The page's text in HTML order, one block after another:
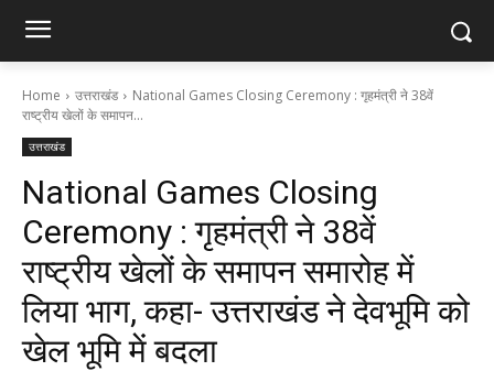
Home उत्तराखंड
National Games Closing Ceremony : गृहमंत्री ने 38वें
राष्ट्रीय खेलों के समापन...
उत्तराखंड
National Games Closing
Ceremony : गृहमंत्री ने 38वें
राष्ट्रीय खेलों के समापन समारोह में
लिया भाग, कहा- उत्तराखंड ने देवभूमि को
खेल भूमि में बदला